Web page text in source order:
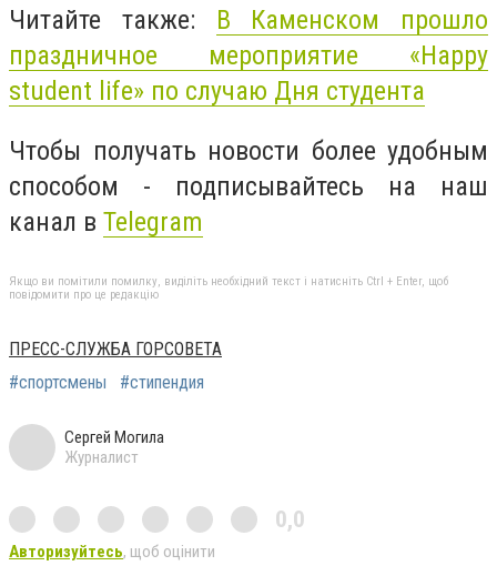
Читайте также: В Каменском прошло
праздничное мероприятие «Happy
student life» по случаю Дня студента
Чтобы получать новости более удобным
способом - подписывайтесь на наш
канал в Telegram
Якщо ви помітили помилку, виділіть необхідний текст і натисніть Ctrl + Enter, щоб
повідомити про це редакцію
ПРЕСС-СЛУЖБА ГОРСОВЕТА
#спортсмены
#стипендия
Сергей Могила
Журналист
0,0
Авторизуйтесь, щоб оцінити